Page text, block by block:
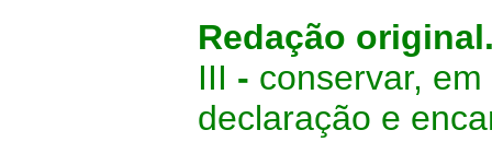
Redação
III - conservar,
declaração e